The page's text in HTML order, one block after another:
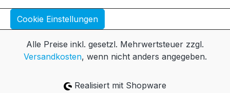
Cookie Einstellungen
Alle Preise inkl. gesetzl. Mehrwertsteuer zzgl.
Versandkosten, wenn nicht anders angegeben.
Realisiert mit Shopware